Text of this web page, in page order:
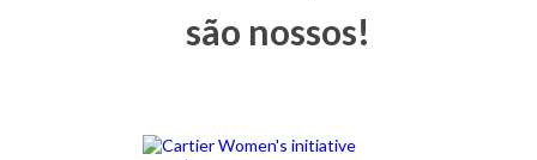
são nossos!